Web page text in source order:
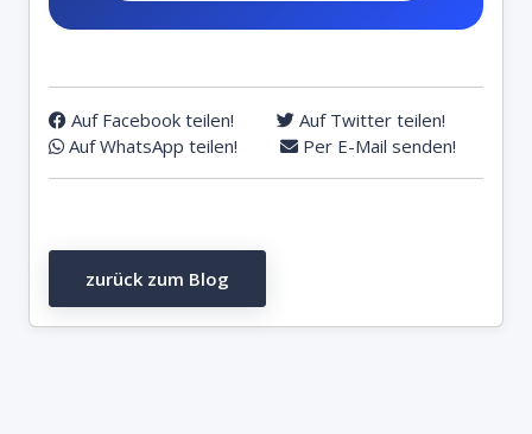
Auf Facebook teilen!
Auf Twitter teilen!
Auf WhatsApp teilen!
Per E-Mail senden!
zurück zum Blog